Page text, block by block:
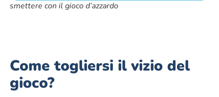
smettere con il gioco d’azzardo
Come togliersi il vizio del
gioco?